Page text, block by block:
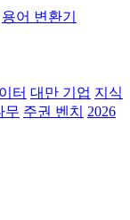
용어 변환기
터 대만 기업 지식
무 주권 벤치
2026